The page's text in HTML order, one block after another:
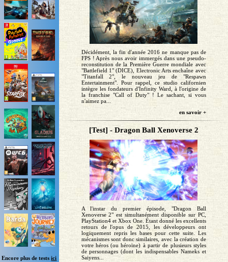
Encore plus de testsici
Décidément, la fin d'année 2016 ne manque pas de
FPS ! Après nous avoir immergés dans une pseudo-
reconstitution de la Première Guerre mondiale avec
"Battlefield 1" (DICE), Electronic Arts enchaîne avec
"Titanfall 2", le nouveau jeu de "Respawn
Entertainment". Pour rappel, ce studio californien
intègre les fondateurs d'Infinity Ward, à l'origine de
la franchise "Call of Duty" ! Le sachant, si vous
n'aimez pa...
en savoir +
[Test] - Dragon Ball Xenoverse 2
A l'instar du premier épisode, "Dragon Ball
Xenoverse 2" est simultanément disponible sur PC,
PlayStation4 et Xbox One. Étant donné les excellents
retours de l'opus de 2015, les développeurs ont
logiquement repris les bases pour cette suite. Les
mécanismes sont donc similaires, avec la création de
votre héros (ou héroïne) à partir de plusieurs styles
de personnages (dont les indispensables Nameks et
Saiyens...